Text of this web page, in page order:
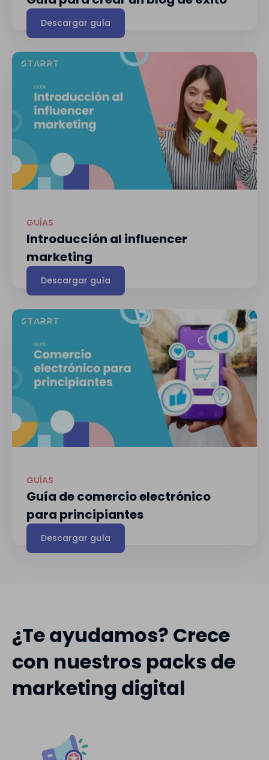
Descargar guía
GUÍAS
Introducción al influencer
marketing
Descargar guía
GUÍAS
Guía de comercio electrónico
para principiantes
Descargar guía
¿Te ayudamos? Crece
con nuestros packs de
marketing digital